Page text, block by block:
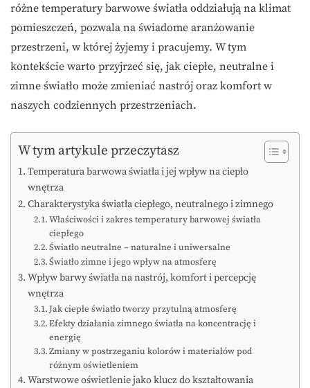
różne temperatury barwowe światła oddziałują na klimat
pomieszczeń, pozwala na świadome aranżowanie
przestrzeni, w której żyjemy i pracujemy. W tym
kontekście warto przyjrzeć się, jak ciepłe, neutralne i
zimne światło może zmieniać nastrój oraz komfort w
naszych codziennych przestrzeniach.
W tym artykule przeczytasz
Temperatura barwowa światła i jej wpływ na ciepło
wnętrza
Charakterystyka światła ciepłego, neutralnego i zimnego
Właściwości i zakres temperatury barwowej światła
ciepłego
Światło neutralne – naturalne i uniwersalne
Światło zimne i jego wpływ na atmosferę
Wpływ barwy światła na nastrój, komfort i percepcję
wnętrza
Jak ciepłe światło tworzy przytulną atmosferę
Efekty działania zimnego światła na koncentrację i
energię
Zmiany w postrzeganiu kolorów i materiałów pod
różnym oświetleniem
Warstwowe oświetlenie jako klucz do kształtowania